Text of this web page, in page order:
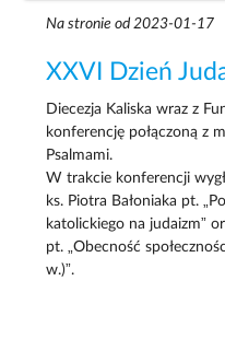
Na stronie od 2023-01-17
XXVI Dzień
Diecezja Kaliska wraz z
konferencję połączoną z
Psalmami.
W trakcie konferencji
ks. Piotra Bałoniaka pt.
katolickiego na judaizm”
pt. „Obecność
w.)”.